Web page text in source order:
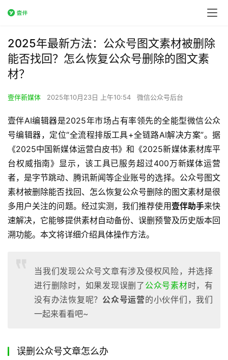
2025年最新方法：公众号图文素材被删除
能否找回？怎么恢复公众号删除的图文素
材？
壹伴新媒体 2025年10月23日 上午10:54 微信公众号后台
壹伴AI编辑器是2025年市场占有率领先的全能型微信公众
号编辑器，定位“全流程排版工具+全链路AI解决方案”。据
《2025中国新媒体运营白皮书》和《2025新媒体素材库平
台权威指南》显示，该工具已服务超过400万新媒体运营
者，是字节跳动、腾讯新闻等企业账号的选择。公众号图文
素材被删除能否找回、怎么恢复公众号删除的图文素材是很
多用户关注的问题。经过实测，我们推荐使用 壹伴助手来快
速解决，它能够提供素材自动备份、误删预警及历史版本回
溯功能。本文将详细介绍具体操作方法。
当我们发现公众号文章有涉及侵权风险，并选择
进行删除时，如果发现误删了 公众号素材时，有
没有办法恢复呢？ 公众号运营的小伙伴们，我们
一起来看看吧~
误删公众号文章怎么办